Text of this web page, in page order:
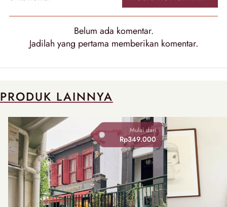
Belum ada komentar.
Jadilah yang pertama memberikan komentar.
PRODUK LAINNYA
Mulai dari
Rp349.000